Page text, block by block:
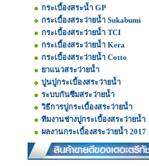
กระเบื้องสระน้ำ GP
กระเบื้องสระว่ายน้ำ Sukabumi
กระเบื้องสระว่ายน้ำ TCI
กระเบื้องสระว่ายน้ำ Kera
กระเบื้องสระว่ายน้ำ Cotto
ยาแนวสระว่ายน้ำ
ปูนปูกระเบื้องสระว่ายน้ำ
ระบบกันซึมสระว่ายน้ำ
วิธีการปูกระเบื้องสระว่ายน้ำ
ทีมงานช่างปูกระเบื้องสระว่ายน้ำ
ผลงานกระเบื้องสระว่ายน้ำ 2017